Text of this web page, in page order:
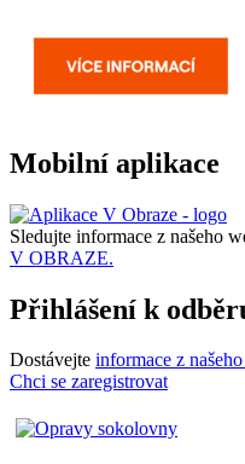
Mobilní aplikace
Sledujte informace z našeho
V OBRAZE.
Přihlášení k
Dostávejte informace z
Chci se zaregistrovat